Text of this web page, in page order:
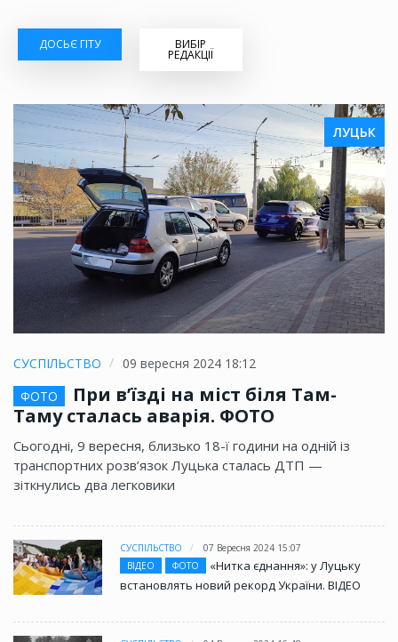
ДОСЬЄ ГІТУ ВИБІР
РЕДАКЦІЇ
ЛУЦЬК
СУСПІЛЬСТВО
09 вересня 2024 18:12
ФОТО
При в’їзді на міст біля Там-
Таму сталась аварія. ФОТО
Сьогодні, 9 вересня, близько 18-ї години на одній із
транспортних розв’язок Луцька сталась ДТП —
зіткнулись два легковики
СУСПІЛЬСТВО
07 Вересня 2024 15:07
ВІДЕО
ФОТО
«Нитка єднання»: у Луцьку
встановлять новий рекорд України. ВІДЕО